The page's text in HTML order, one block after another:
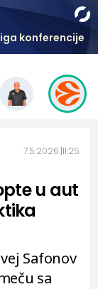
konferencije
7.5.2026. 11:25
u aut
Safonov
sa